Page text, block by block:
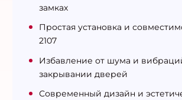
замках
Простая установка и
2107
Избавление от шума и
закрывании дверей
Современный дизайн и